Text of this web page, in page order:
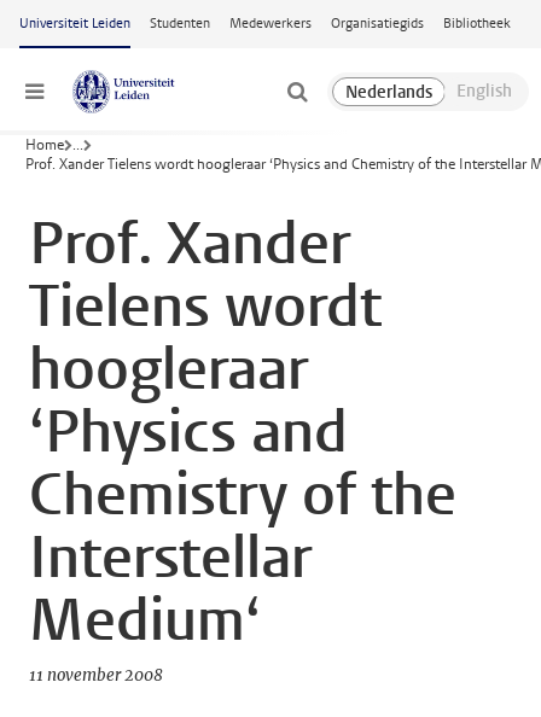
Ga naar hoofdinhoud
Universiteit Leiden Studenten Medewerkers Organisatiegids Bibliotheek
Menu
Home ...
Prof. Xander Tielens wordt hoogleraar ‘Physics and Chemistry of the Interstellar
Prof. Xander
Tielens wordt
hoogleraar
‘Physics and
Chemistry of the
Interstellar
Medium‘
11 november 2008